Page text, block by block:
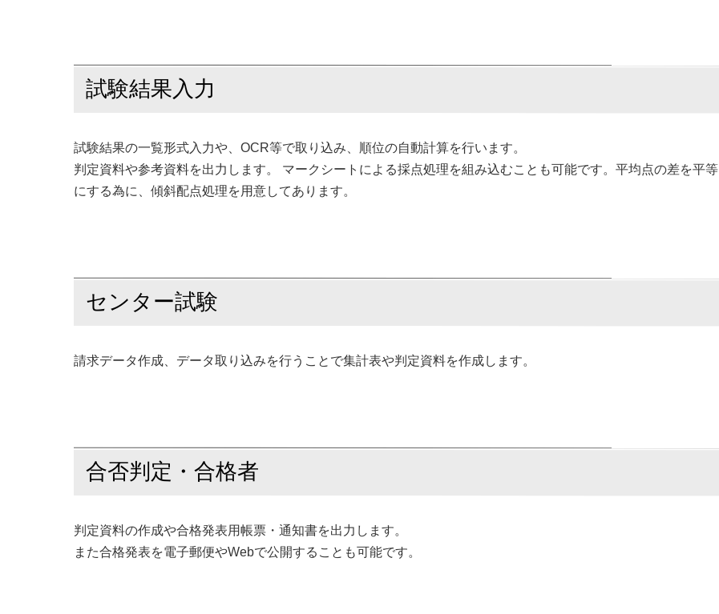
試験結果入力
試験結果の一覧形式入力や、OCR等で取り込み、順位の自動計算を行います。
判定資料や参考資料を出力します。 マークシートによる採点処理を組み込むことも可能です。平均点の差を平等
にする為に、傾斜配点処理を用意してあります。
センター試験
請求データ作成、データ取り込みを行うことで集計表や判定資料を作成します。
合否判定・合格者
判定資料の作成や合格発表用帳票・通知書を出力します。
また合格発表を電子郵便やWebで公開することも可能です。